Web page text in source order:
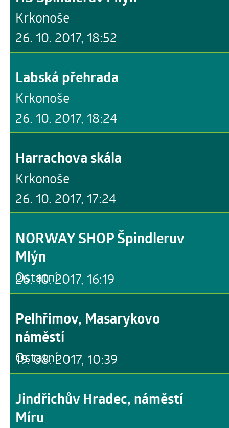
26. 10. 2017, 18:52
Krkonoše
26. 10. 2017, 18:24
Labská přehrada
Krkonoše
26. 10. 2017, 17:24
Harrachova skála
Krkonoše
26. 10. 2017, 16:19
NORWAY SHOP Špindleruv
Mlýn
Ostatní
19. 08. 2017, 10:39
Pelhřimov, Masarykovo
náměstí
Ostatní
Jindřichův Hradec, náměstí
Míru